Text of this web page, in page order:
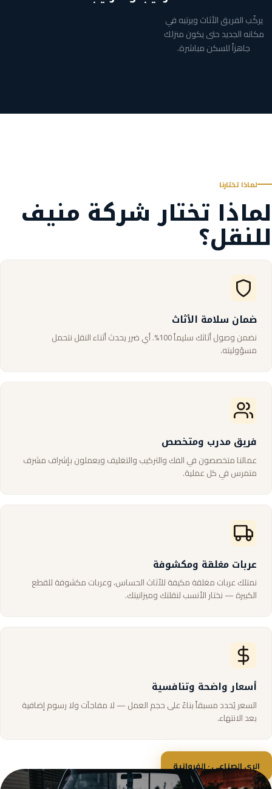
يركّب الفريق الأثاث ويرتبه في
مكانه الجديد حتى يكون منزلك
جاهزاً للسكن مباشرة.
لماذا تختارنا
لماذا تختار شركة منيف
للنقل؟
ضمان سلامة الأثاث
نضمن وصول أثاثك سليماً 100%. أي ضرر يحدث أثناء النقل نتحمل
مسؤوليته.
فريق مدرب ومتخصص
عمالنا متخصصون في الفك والتركيب والتغليف ويعملون بإشراف مشرف
متمرس في كل عملية.
عربات مغلقة ومكشوفة
نمتلك عربات مغلقة مكيفة للأثاث الحساس، وعربات مكشوفة للقطع
الكبيرة — نختار الأنسب لنقلتك وميزانيتك.
أسعار واضحة وتنافسية
السعر يُحدد مسبقاً بناءً على حجم العمل — لا مفاجآت ولا رسوم إضافية
بعد الانتهاء.
الري الصناعي · الفروانية